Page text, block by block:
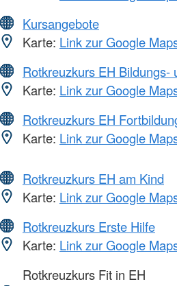
Kursangebote
Karte: Link zur Google
Rotkreuzkurs EH Bildungs-
Karte: Link zur Google
Rotkreuzkurs EH
Karte: Link zur Google
Rotkreuzkurs EH am Kind
Karte: Link zur Google
Rotkreuzkurs Erste Hilfe
Karte: Link zur Google
Rotkreuzkurs Fit in EH